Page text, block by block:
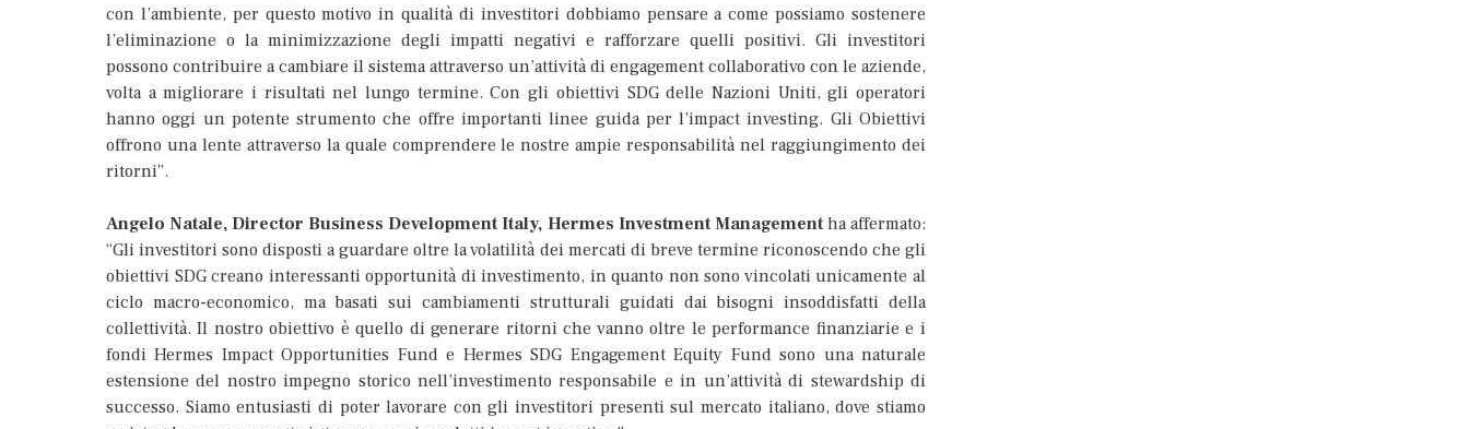
con l’ambiente, per questo motivo in qualità di investitori dobbiamo pensare a come possiamo sostenere
l’eliminazione o la minimizzazione degli impatti negativi e rafforzare quelli positivi. Gli investitori
possono contribuire a cambiare il sistema attraverso un’attività di engagement collaborativo con le aziende,
volta a migliorare i risultati nel lungo termine. Con gli obiettivi SDG delle Nazioni Uniti, gli operatori
hanno oggi un potente strumento che offre importanti linee guida per l’impact investing. Gli Obiettivi
offrono una lente attraverso la quale comprendere le nostre ampie responsabilità nel raggiungimento dei
ritorni”.
Angelo Natale, Director Business Development Italy, Hermes Investment Managementha affermato:
“Gli investitori sono disposti a guardare oltre la volatilità dei mercati di breve termine riconoscendo che gli
obiettivi SDG creano interessanti opportunità di investimento, in quanto non sono vincolati unicamente al
ciclo macro-economico, ma basati sui cambiamenti strutturali guidati dai bisogni insoddisfatti della
collettività. Il nostro obiettivo è quello di generare ritorni che vanno oltre le performance finanziarie e i
fondi Hermes Impact Opportunities Fund e Hermes SDG Engagement Equity Fund sono una naturale
estensione del nostro impegno storico nell’investimento responsabile e in un’attività di stewardship di
successo. Siamo entusiasti di poter lavorare con gli investitori presenti sul mercato italiano, dove stiamo